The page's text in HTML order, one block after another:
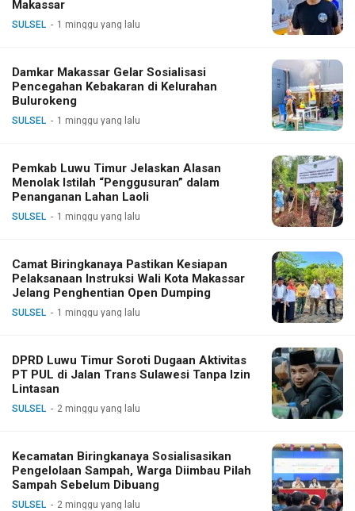
Makassar
SULSEL 1 minggu yang lalu
Damkar Makassar Gelar Sosialisasi
Pencegahan Kebakaran di Kelurahan
Bulurokeng
SULSEL 1 minggu yang lalu
Pemkab Luwu Timur Jelaskan Alasan
Menolak Istilah “Penggusuran” dalam
Penanganan Lahan Laoli
SULSEL 1 minggu yang lalu
Camat Biringkanaya Pastikan Kesiapan
Pelaksanaan Instruksi Wali Kota Makassar
Jelang Penghentian Open Dumping
SULSEL 1 minggu yang lalu
DPRD Luwu Timur Soroti Dugaan Aktivitas
PT PUL di Jalan Trans Sulawesi Tanpa Izin
Lintasan
SULSEL 2 minggu yang lalu
Kecamatan Biringkanaya Sosialisasikan
Pengelolaan Sampah, Warga Diimbau Pilah
Sampah Sebelum Dibuang
SULSEL 2 minggu yang lalu